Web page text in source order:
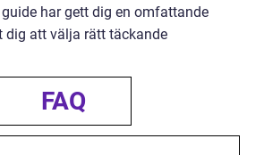
har gett dig en omfattande
dig att välja rätt täckande
FAQ